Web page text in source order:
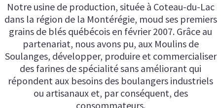
Notre usine de production, située à Coteau-du-Lac
dans la région de la Montérégie, moud ses premiers
grains de blés québécois en février 2007. Grâce au
partenariat, nous avons pu, aux Moulins de
Soulanges, développer, produire et commercialiser
des farines de spécialité sans améliorant qui
répondent aux besoins des boulangers industriels
ou artisanaux et, par conséquent, des
consommateurs.